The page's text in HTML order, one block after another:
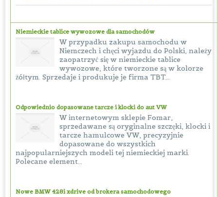
Niemieckie tablice wywozowe dla samochodów
W przypadku zakupu samochodu w
Niemczech i chęci wyjazdu do Polski, należy
zaopatrzyć się w niemieckie tablice
wywozowe, które tworzone są w kolorze
żółtym. Sprzedaje i produkuje je firma TBT...
Odpowiednio dopasowane tarcze i klocki do aut VW
W internetowym sklepie Fomar,
sprzedawane są oryginalne szczęki, klocki i
tarcze hamulcowe VW, precyzyjnie
dopasowane do wszystkich
najpopularniejszych modeli tej niemieckiej marki.
Polecane element...
Nowe BMW 428i xdrive od brokera samochodowego